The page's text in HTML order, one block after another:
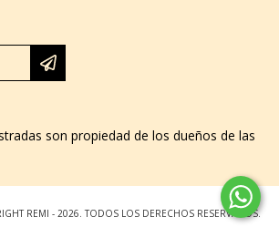
son propiedad de los dueños de las
REMI - 2026. TODOS LOS DERECHOS RESERVADOS.